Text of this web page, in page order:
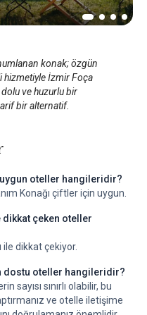
konak; özgün
hizmetiyle İzmir Foça
ve huzurlu bir
bir alternatif.
oteller hangileridir?
Konağı çiftler için uygun.
çeken oteller
dikkat çekiyor.
dostu oteller hangileridir?
sayısı sınırlı olabilir, bu
ve otelle iletişime